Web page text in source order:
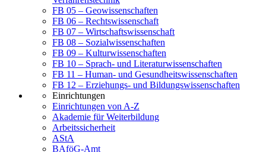
FB 05 – Geowissenschaften
FB 06 – Rechtswissenschaft
FB 07 – Wirtschaftswissenschaft
FB 08 – Sozialwissenschaften
FB 09 – Kulturwissenschaften
FB 10 – Sprach- und Literaturwissenschaften
FB 11 – Human- und Gesundheitswissenschaften
FB 12 – Erziehungs- und Bildungswissenschaften
Einrichtungen
Einrichtungen von A-Z
Akademie für Weiterbildung
Arbeitssicherheit
AStA
BAföG-Amt